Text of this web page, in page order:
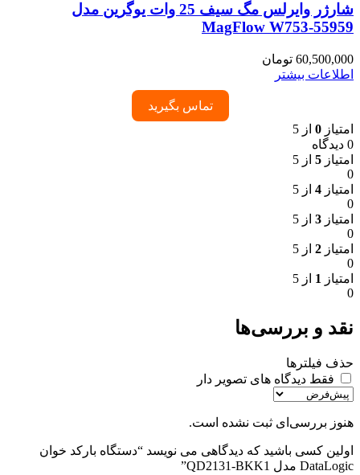
شارژر وایرلس مگ سیف 25 وات یوگرین مدل
MagFlow W753-55959
60,500,000 تومان
اطلاعات بیشتر
تماس بگیرید
امتیاز 0 از 5
0 دیدگاه
امتیاز 5 از 5
0
امتیاز 4 از 5
0
امتیاز 3 از 5
0
امتیاز 2 از 5
0
امتیاز 1 از 5
0
نقد و بررسی‌ها
حذف فیلترها
فقط دیدگاه های تصویر دار
هنوز بررسی‌ای ثبت نشده است.
اولین کسی باشید که دیدگاهی می نویسد “دستگاه بارکد خوان
DataLogic مدل QD2131-BKK1”